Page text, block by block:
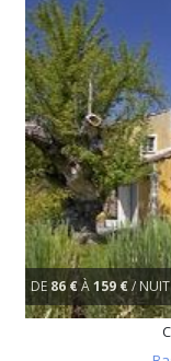
DE 86 €À159 €/ NUIT